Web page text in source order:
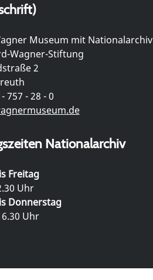
Museum mit Nationalarchiv
Wagner-Stiftung
2
757 - 28 - 0
Nationalarchiv
Freitag
Uhr
Donnerstag
Uhr